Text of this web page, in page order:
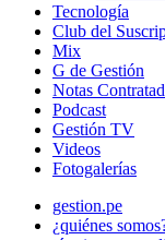
Tecnología
Club del
Mix
G de Gestión
Notas
Podcast
Gestión TV
Videos
Fotogalerías
gestion.pe
¿quiénes